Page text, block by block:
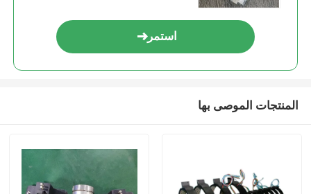
استمر
المنتجات الموصى بها